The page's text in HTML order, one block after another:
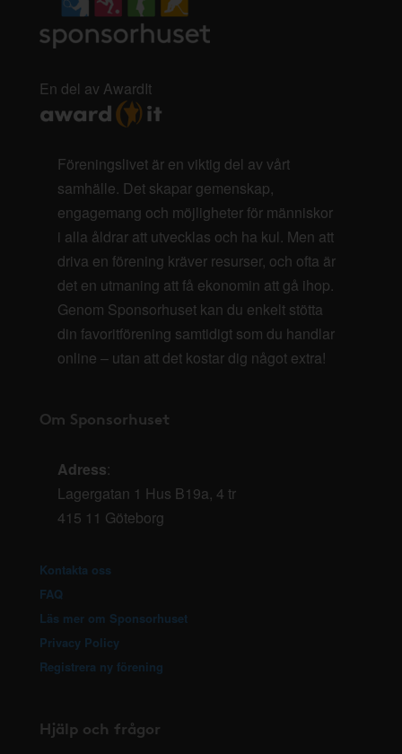
En del av AwardIt
Föreningslivet är en viktig del av vårt
samhälle. Det skapar gemenskap,
engagemang och möjligheter för människor
i alla åldrar att utvecklas och ha kul. Men att
driva en förening kräver resurser, och ofta är
det en utmaning att få ekonomin att gå ihop.
Genom Sponsorhuset kan du enkelt stötta
din favoritförening samtidigt som du handlar
online – utan att det kostar dig något extra!
Om Sponsorhuset
Adress:
Lagergatan 1 Hus B19a, 4 tr
415 11 Göteborg
Kontakta oss
FAQ
Läs mer om Sponsorhuset
Privacy Policy
Registrera ny förening
Hjälp och frågor